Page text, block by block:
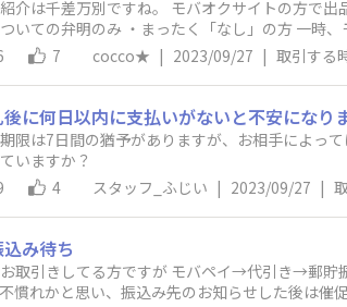
・・・どんくさい
は千差万別ですね。 モバオクサイトの方で出品者の方にお任せなのでしょう。
明のみ ・まったく「なし」の方 一時、モバオクの方でひな形が決まっているといいなと思ったことがありました。 たとえば
を出品しています」（新品・中古） 「お支払方
入力するようにしてくれると見やすくなるのかなと。 つい最近も初取引の方が自己紹介を読んでいただ
ことに。 読まなかったことを責めることも出来ませんし ね。 残念なことですがすべての方
ないです（長年の経験上）
7 cocco★ | 2023/09/27 | 取引する
に何日以内に支払いがないと不安になり
限は7日間の猶予がありますが、お相手によっ
いますか？
4 スタッフ_ふじい | 2023/09/27 |
み待ち
取引きしてる方ですが モバペイ→代引き→郵貯
慣れかと思い、振込み先のお知らせした後は催